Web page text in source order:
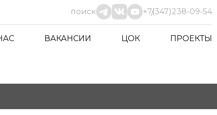
поиск +7(347)238-09-54
ВАКАНСИИ ЦОК ПРОЕКТЫ